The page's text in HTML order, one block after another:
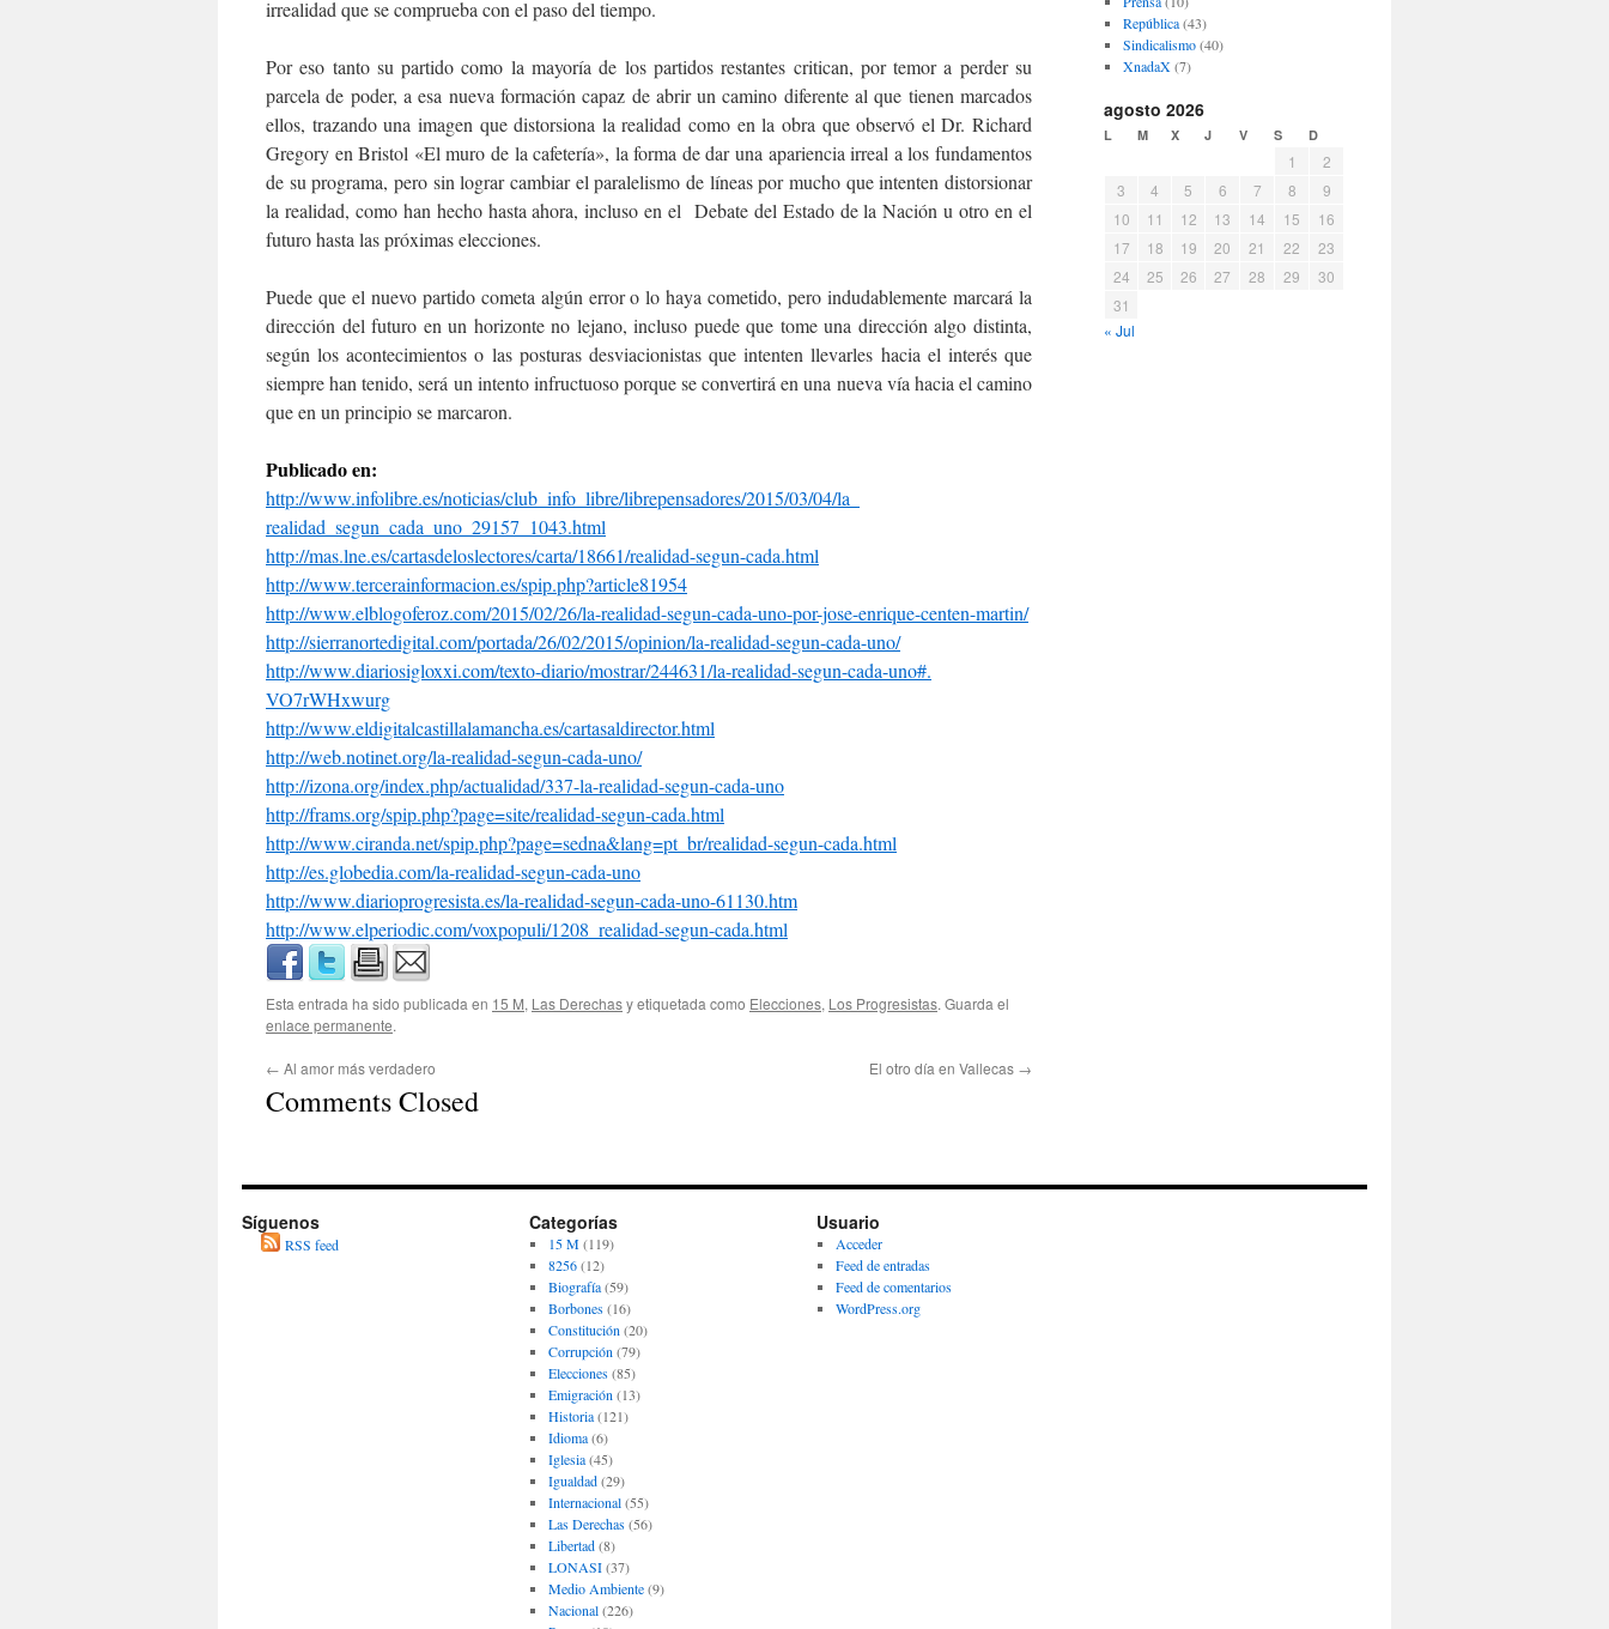
irrealidad que se comprueba con el paso del tiempo.
Por eso tanto su partido como la mayoría de los partidos restantes critican, por temor a perder su
parcela de poder, a esa nueva formación capaz de abrir un camino diferente al que tienen marcados
ellos, trazando una imagen que distorsiona la realidad como en la obra que observó el Dr. Richard
Gregory en Bristol «El muro de la cafetería», la forma de dar una apariencia irreal a los fundamentos
de su programa, pero sin lograr cambiar el paralelismo de líneas por mucho que intenten distorsionar
la realidad, como han hecho hasta ahora, incluso en el Debate del Estado de la Nación u otro en el
futuro hasta las próximas elecciones.
Puede que el nuevo partido cometa algún error o lo haya cometido, pero indudablemente marcará la
dirección del futuro en un horizonte no lejano, incluso puede que tome una dirección algo distinta,
según los acontecimientos o las posturas desviacionistas que intenten llevarles hacia el interés que
siempre han tenido, será un intento infructuoso porque se convertirá en una nueva vía hacia el camino
que en un principio se marcaron.
Publicado en:
http://www.infolibre.es/noticias/club_info_libre/librepensadores/2015/03/04/la_
realidad_segun_cada_uno_29157_ 1043.html
http://mas.lne.es/cartasdeloslectores/carta/18661/realidad-segun-cada.html
http://www.tercerainformacion.es/spip.php?article81954
http://www.elblogoferoz.com/2015/02/26/la-realidad-segun-cada-uno-por-jose-enrique-centen-martin/
http://sierranortedigital.com/portada/26/02/2015/opinion/la-realidad-segun-cada-uno/
http://www.diariosigloxxi.com/texto-diario/mostrar/244631/la-realidad-segun-cada-uno#.
VO7rWHxwurg
http://www.eldigitalcastillalamancha.es/cartasaldirector.html
http://web.notinet.org/la-realidad-segun-cada-uno/
http://izona.org/index.php/actualidad/337-la-realidad-segun-cada-uno
http://frams.org/spip.php?page=site/realidad-segun-cada.html
http://www.ciranda.net/spip.php?page=sedna&lang=pt_br/realidad-segun-cada.html
http://es.globedia.com/la-realidad-segun-cada-uno
http://www.diarioprogresista.es/la-realidad-segun-cada-uno-61130.htm
http://www.elperiodic.com/voxpopuli/1208_realidad-segun-cada.html
Esta entrada ha sido publicada en 15 M, Las Derechasy etiquetada como Elecciones, Los Progresistas. Guarda el
enlace permanente.
← Al amor más verdadero El otro día en Vallecas →
Comments Closed
República(43)
Sindicalismo(40)
XnadaX(7)
agosto 2026
L M X J V S D
1
2
3
4 5 6 7 8
9
10
11 12 13 14 15
16
17
18 19 20 21 22
23
24
25 26 27 28 29
30
31
« Jul
Síguenos
RSS feed
Categorías
15 M(119)
8256(12)
Biografía(59)
Borbones(16)
Constitución (20)
Corrupción (79)
Elecciones(85)
Emigración (13)
Historia(121)
Idioma(6)
Iglesia(45)
Igualdad(29)
Internacional(55)
Las Derechas(56)
Libertad(8)
LONASI(37)
Medio Ambiente(9)
Nacional(226)
Usuario
Acceder
Feed de entradas
Feed de comentarios
WordPress.org